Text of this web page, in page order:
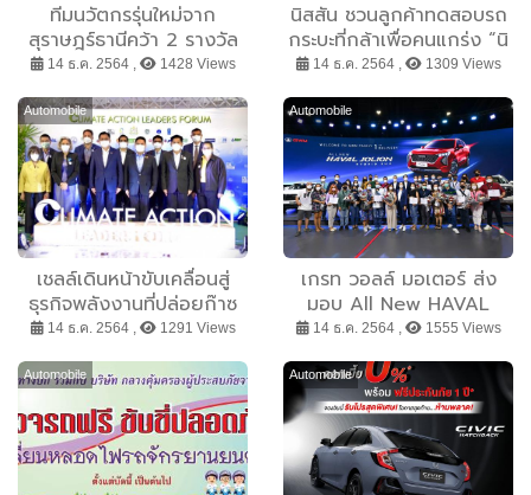
ทีมนวัตกรรุ่นใหม่จาก
สุราษฎร์ธานีคว้า 2 รางวัล
ชนะเลิศ ระดับอาชีวศึกษาและ
อุดมศึกษาในโครงการ
Ford+ Innovator
Scholarship 2021
14 ธ.ค. 2564 , 1428 Views
นิสสัน ชวนลูกค้าทดสอบรถ
กระบะที่กล้าเพื่อคนแกร่ง “นิ
สสัน กล้า ท้า ลุย ยกกำลัง
สอง” ที่บิ๊กซี เชียงราย 2
(แยกสนามบิน) จังหวัด
เชียงราย
14 ธ.ค. 2564 , 1309 Views
Automobile
เชลล์เดินหน้าขับเคลื่อนสู่
ธุรกิจพลังงานที่ปล่อยก๊าซ
เรือนกระจกสุทธิเป็นศูนย์
ขานรับผลประชุม COP26
และสนับสนุนนโยบายรัฐบาล
ไทย
14 ธ.ค. 2564 , 1291 Views
Automobile
เกรท วอลล์ มอเตอร์ ส่ง
มอบ All New HAVAL
JOLION Hybrid SUV 21
คัน ในวันที่ 12 เดือน 12 เดิน
หน้าสร้างประสบการณ์ขับขี่
อย่างสนุกสนาน และอัดแน่น
ด้วยเทคโนโลยีอันล้ำสมัย
เพื่อผู้บริโภคชาวไทย
14 ธ.ค. 2564 , 1555 Views
Automobile Automobile